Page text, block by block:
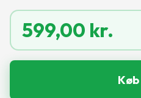
599,00 kr.